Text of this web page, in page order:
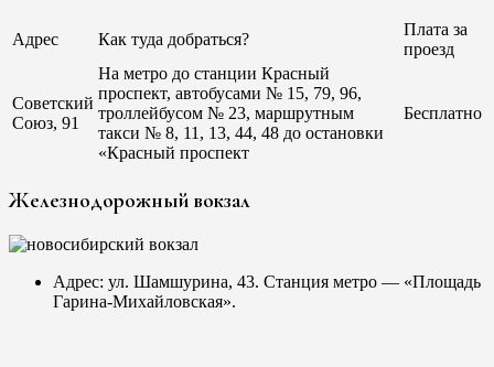
Адрес Как туда добраться?
Плата за
проезд
Советский
Союз, 91
На метро до станции Красный
проспект, автобусами № 15, 79, 96,
троллейбусом № 23, маршрутным
такси № 8, 11, 13, 44, 48 до остановки
«Красный проспект
Бесплатно
Железнодорожный вокзал
Адрес: ул. Шамшурина, 43. Станция метро — «Площадь
Гарина-Михайловская».